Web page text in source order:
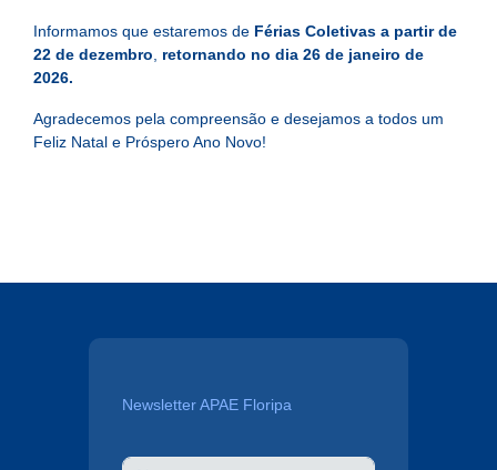
Informamos que estaremos de Férias Coletivas a partir de
22 de dezembro
retornando no dia 26 de janeiro de
2026.
Agradecemos pela compreensão e desejamos a todos um
Feliz Natal e Próspero Ano Novo!
Newsletter APAE Floripa